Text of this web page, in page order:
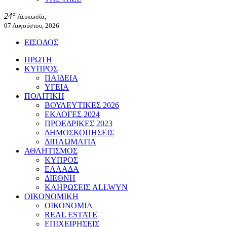
24° Λευκωσία,
07 Αυγούστου, 2026
ΕΙΣΟΔΟΣ
ΠΡΩΤΗ
ΚΥΠΡΟΣ
ΠΑΙΔΕΙΑ
ΥΓΕΙΑ
ΠΟΛΙΤΙΚΗ
ΒΟΥΛΕΥΤΙΚΕΣ 2026
ΕΚΛΟΓΕΣ 2024
ΠΡΟΕΔΡΙΚΕΣ 2023
ΔΗΜΟΣΚΟΠΗΣΕΙΣ
ΔΙΠΛΩΜΑΤΙΑ
ΑΘΛΗΤΙΣΜΟΣ
ΚΥΠΡΟΣ
ΕΛΛΑΔΑ
ΔΙΕΘΝΗ
ΚΛΗΡΩΣΕΙΣ ALLWYN
ΟΙΚΟΝΟΜΙΚΗ
ΟΙΚΟΝΟΜΙΑ
REAL ESTATE
ΕΠΙΧΕΙΡΗΣΕΙΣ